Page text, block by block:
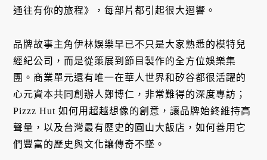
通往有你的旅程》，每部片都引起很大迴響。
品牌故事主角伊林娛樂早已不只是大家熟悉的模特兒
經紀公司，而是從策展到節目製作的全方位娛樂集
團。商業單元還有唯一在華人世界和矽谷都很活躍的
心元資本共同創辦人鄭博仁，非常難得的深度專訪；
Pizzz Hut 如何用超越想像的創意，讓品牌始終維持高
聲量，以及台灣最有歷史的圓山大飯店，如何善用它
們豐富的歷史與文化讓傳奇不墜。